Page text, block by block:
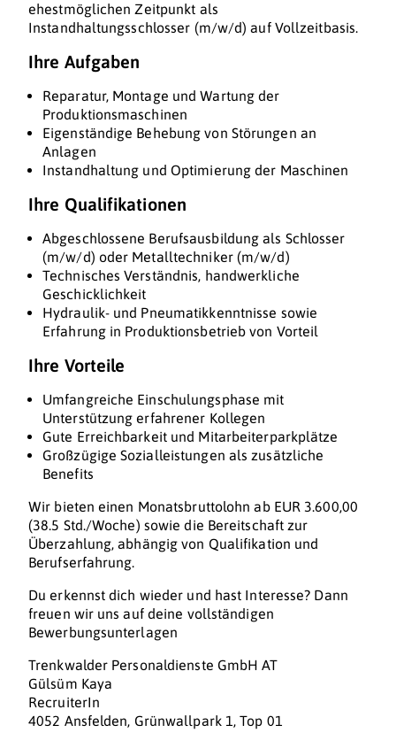
ehestmöglichen Zeitpunkt als
Instandhaltungsschlosser (m/w/d) auf Vollzeitbasis.
Ihre Aufgaben
Reparatur, Montage und Wartung der
Produktionsmaschinen
Eigenständige Behebung von Störungen an
Anlagen
Instandhaltung und Optimierung der Maschinen
Ihre Qualifikationen
Abgeschlossene Berufsausbildung als Schlosser
(m/w/d) oder Metalltechniker (m/w/d)
Technisches Verständnis, handwerkliche
Geschicklichkeit
Hydraulik- und Pneumatikkenntnisse sowie
Erfahrung in Produktionsbetrieb von Vorteil
Ihre Vorteile
Umfangreiche Einschulungsphase mit
Unterstützung erfahrener Kollegen
Gute Erreichbarkeit und Mitarbeiterparkplätze
Großzügige Sozialleistungen als zusätzliche
Benefits
Wir bieten einen Monatsbruttolohn ab EUR 3.600,00
(38.5 Std./Woche) sowie die Bereitschaft zur
Überzahlung, abhängig von Qualifikation und
Berufserfahrung.
Du erkennst dich wieder und hast Interesse? Dann
freuen wir uns auf deine vollständigen
Bewerbungsunterlagen
Trenkwalder Personaldienste GmbH AT
Gülsüm Kaya
RecruiterIn
4052 Ansfelden, Grünwallpark 1, Top 01